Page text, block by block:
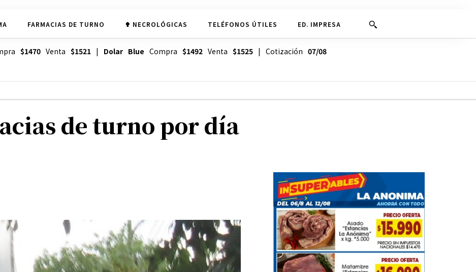
FARMACIAS DE TURNO ✟ NECROLÓGICAS TELÉFONOS ÚTILES ED. IMPRESA
$1470Venta $1521| Dolar Blue Compra $1492Venta $1525| Cotización 07/08
de turno por día